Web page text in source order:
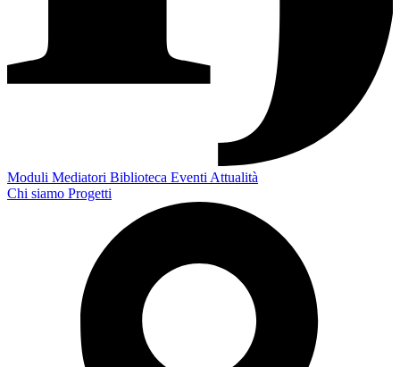
Moduli Mediatori Biblioteca Eventi Attualità
Chi siamo Progetti